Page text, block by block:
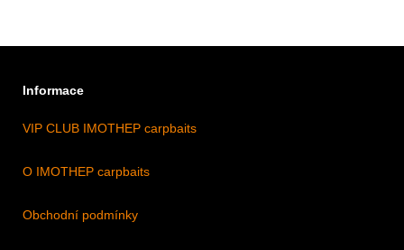
Informace
VIP CLUB IMOTHEP carpbaits
O IMOTHEP carpbaits
Obchodní podmínky